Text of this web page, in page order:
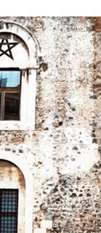
Deutsch Español